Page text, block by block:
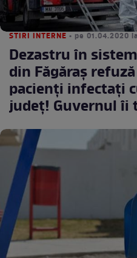
STIRI INTERNE • pe 01.04.2020
Dezastru în
din Făgăraș
pacienți infectați
județ! Guvernul îi